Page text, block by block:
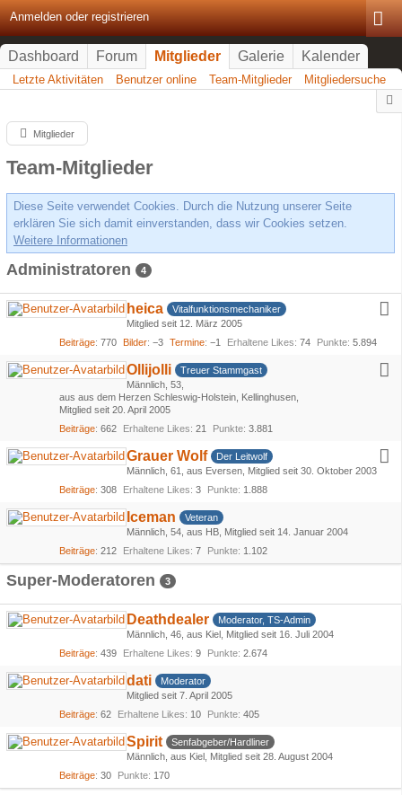
Anmelden oder registrieren
Dashboard Forum Mitglieder Galerie Kalender
Letzte Aktivitäten Benutzer online Team-Mitglieder Mitgliedersuche
Mitglieder
Team-Mitglieder
Diese Seite verwendet Cookies. Durch die Nutzung unserer Seite
erklären Sie sich damit einverstanden, dass wir Cookies setzen.
Weitere Informationen
Administratoren 4
heica
Vitalfunktionsmechaniker
Mitglied seit 12. März 2005
Beiträge 770 Bilder −3 Termine −1 Erhaltene Likes 74 Punkte 5.894
Ollijolli
Treuer Stammgast
Männlich 53
aus aus dem Herzen Schleswig-Holstein, Kellinghusen
Mitglied seit 20. April 2005
Beiträge 662 Erhaltene Likes 21 Punkte 3.881
Grauer Wolf
Der Leitwolf
Männlich 61 aus Eversen Mitglied seit 30. Oktober 2003
Beiträge 308 Erhaltene Likes 3 Punkte 1.888
Iceman
Veteran
Männlich 54 aus HB Mitglied seit 14. Januar 2004
Beiträge 212 Erhaltene Likes 7 Punkte 1.102
Super-Moderatoren 3
Deathdealer
Moderator, TS-Admin
Männlich 46 aus Kiel Mitglied seit 16. Juli 2004
Beiträge 439 Erhaltene Likes 9 Punkte 2.674
dati
Moderator
Mitglied seit 7. April 2005
Beiträge 62 Erhaltene Likes 10 Punkte 405
Spirit
Senfabgeber/Hardliner
Männlich aus Kiel Mitglied seit 28. August 2004
Beiträge 30 Punkte 170